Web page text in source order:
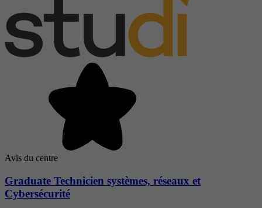
Avis du centre
Graduate Technicien systèmes, réseaux et
Cybersécurité